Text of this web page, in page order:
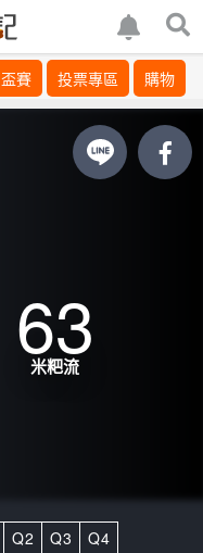
盃賽 投票專區 購物
63
米粑流
Q2 Q3
Q4